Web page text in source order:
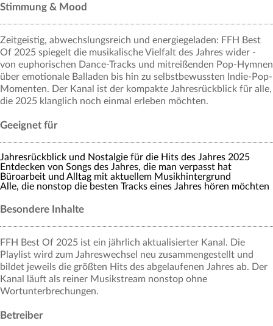
Stimmung & Mood
Zeitgeistig, abwechslungsreich und energiegeladen: FFH Best
Of 2025 spiegelt die musikalische Vielfalt des Jahres wider -
von euphorischen Dance-Tracks und mitreißenden Pop-Hymnen
über emotionale Balladen bis hin zu selbstbewussten Indie-Pop-
Momenten. Der Kanal ist der kompakte Jahresrückblick für alle,
die 2025 klanglich noch einmal erleben möchten.
Geeignet für
Jahresrückblick und Nostalgie für die Hits des Jahres 2025
Entdecken von Songs des Jahres, die man verpasst hat
Büroarbeit und Alltag mit aktuellem Musikhintergrund
Alle, die nonstop die besten Tracks eines Jahres hören möchten
Besondere Inhalte
FFH Best Of 2025 ist ein jährlich aktualisierter Kanal. Die
Playlist wird zum Jahreswechsel neu zusammengestellt und
bildet jeweils die größten Hits des abgelaufenen Jahres ab. Der
Kanal läuft als reiner Musikstream nonstop ohne
Wortunterbrechungen.
Betreiber